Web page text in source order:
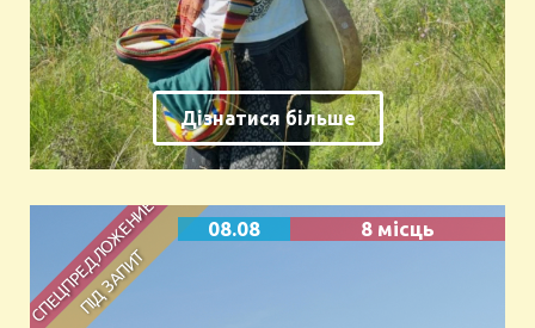
Дізнатися більше
08.08 8 місць